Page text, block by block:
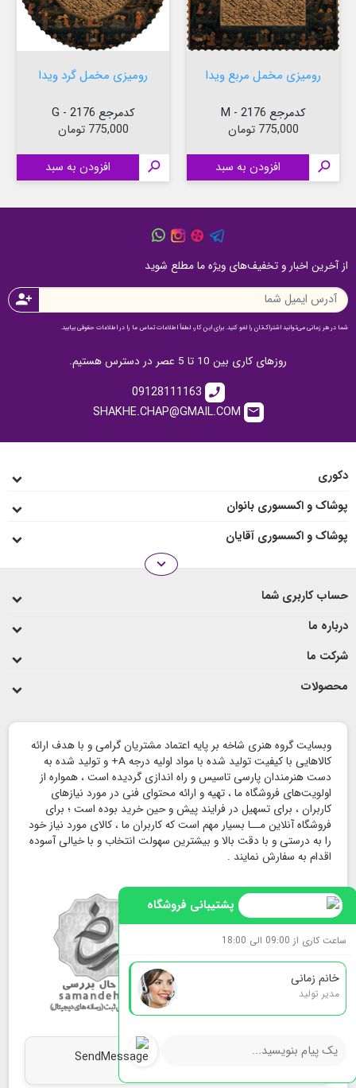
رومیزی مخمل مربع ویدا
کدمرجع 2176 - M
قیمت
775,000 تومان
 افزودن به سبد
رومیزی مخمل گرد ویدا
کدمرجع 2176 - G
قیمت
775,000 تومان
 افزودن به سبد
از آخرین اخبار و تخفیف‌های ویژه ما مطلع شوید
person_add
شما در هر زمانی می‌توانید اشتراک‌تان را لغو کنید. برای این کار، لطفاً اطلاعات تماس ما را در اطلاعات حقوقی بیابید.
روزهای کاری بین 10 تا 5 عصر در دسترس هستیم.
call
09128111163
email
دکوری
پوشاک و اکسسوری بانوان
پوشاک و اکسسوری آقایان
انواع رو میزی
لیوان و ماگ
expand_more
حساب کاربری شما
درباره ما
شرکت ما
محصولات
پشتیبانی فروشگاه
ساعت کاری از 09:00 الی 18:00
خانم زمانی
مدیر تولید
وبسایت گروه هنری شاخه بر پایه اعتماد مشتریان گرامی و با هدف ارائه
کالاهایی با کیفیت تولید شده با مواد اولیه درجه A+ و تولید شده به
دست هنرمندان پارسی تاسیس و راه اندازی گردیده است ، همواره از
اولویت‌های فروشگاه ما ، تهیه و ارائه محتوای فنی در مورد نیازهای
کاربران ، برای تسهیل در فرایند پیش و حین خرید بوده است ؛ برای
فروشگاه آنلاین مــا بسیار مهم است که کاربران ما ، کالای مورد نیاز خود
را به درستی و با دقت بالا و بیشترین سهولت انتخاب و با خیالی آسوده
اقدام به سفارش نمایند .
ما را روی نقشه بیابید